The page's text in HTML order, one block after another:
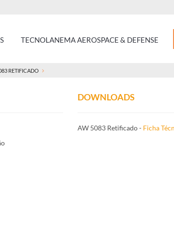
TECNOLANEMA AEROSPACE & DEFENSE
RETIFICADO
DOWNLOADS
AW 5083 Retificado - Ficha